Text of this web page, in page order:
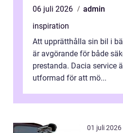
06 juli 2026
admin
inspiration
Att upprätthålla sin bil i
är avgörande för både
prestanda. Dacia service
utformad för att mö...
01 juli 2026